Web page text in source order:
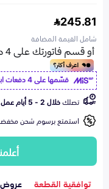
245.81
شامل القيمة المضافة
قسّمها على 4 دفعات ابتداء من
تصلكخلال 2 - 5 أيام عمل
استمتع برسوم شحن
توافقية القطعة عروض